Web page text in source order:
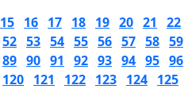
15 16 17 18 19 20 21 22
52 53 54 55 56 57 58 59
89 90 91 92 93 94 95 96
120 121 122 123 124 125